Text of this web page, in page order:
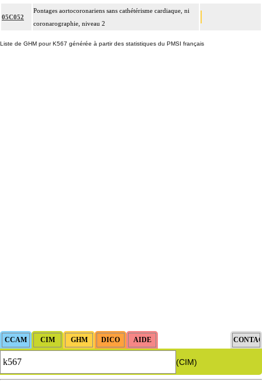
05C052
Pontages aortocoronariens sans cathétérisme cardiaque, ni
coronarographie, niveau 2
Liste de GHM pour K567 générée à partir des statistiques du PMSI français
(CIM)